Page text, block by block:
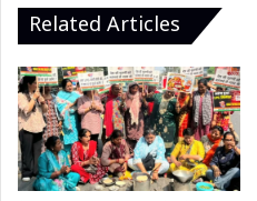
झांसी
छापे
Related Articles